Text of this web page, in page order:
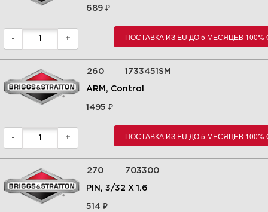
689₽
- + ПОСТАВКА ИЗ EU ДО 5 МЕСЯЦЕВ
260 1733451SM
ARM, Control
1495₽
- + ПОСТАВКА ИЗ EU ДО 5 МЕСЯЦЕВ
270 703300
PIN, 3/32 X 1.6
514₽